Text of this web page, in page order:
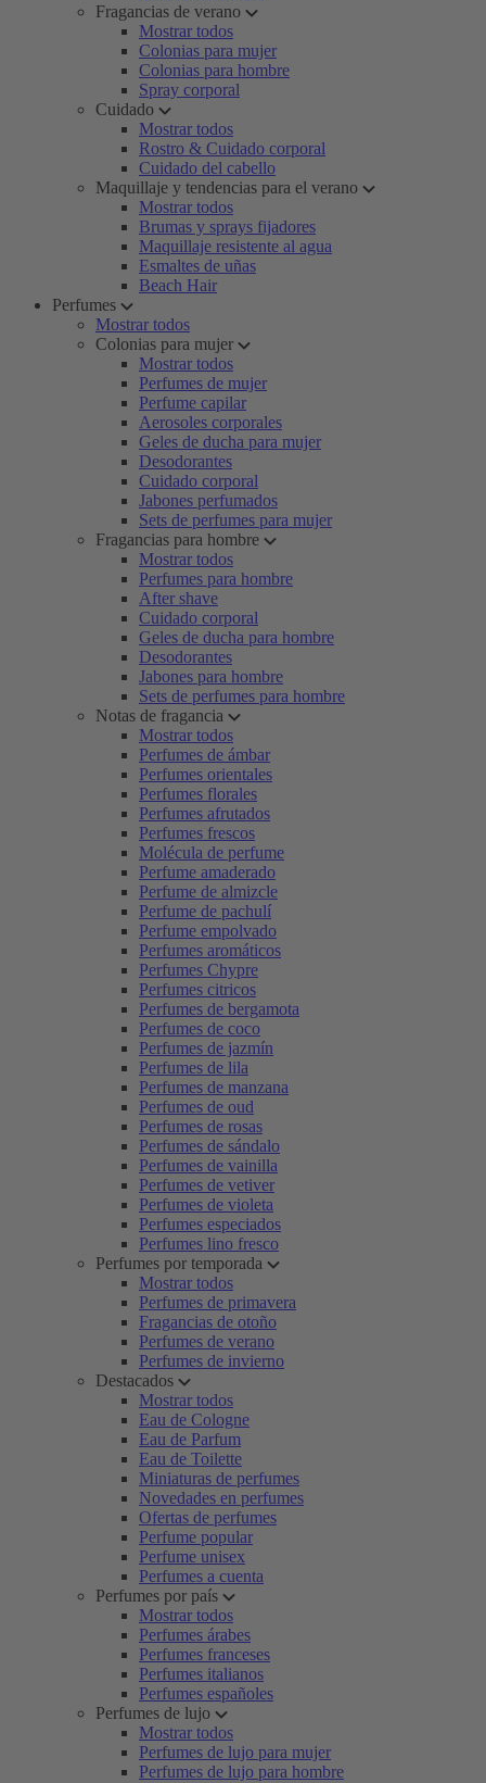
Fragancias de verano
Mostrar todos
Colonias para mujer
Colonias para hombre
Spray corporal
Cuidado
Mostrar todos
Rostro & Cuidado corporal
Cuidado del cabello
Maquillaje y tendencias para el verano
Mostrar todos
Brumas y sprays fijadores
Maquillaje resistente al agua
Esmaltes de uñas
Beach Hair
Perfumes
Mostrar todos
Colonias para mujer
Mostrar todos
Perfumes de mujer
Perfume capilar
Aerosoles corporales
Geles de ducha para mujer
Desodorantes
Cuidado corporal
Jabones perfumados
Sets de perfumes para mujer
Fragancias para hombre
Mostrar todos
Perfumes para hombre
After shave
Cuidado corporal
Geles de ducha para hombre
Desodorantes
Jabones para hombre
Sets de perfumes para hombre
Notas de fragancia
Mostrar todos
Perfumes de ámbar
Perfumes orientales
Perfumes florales
Perfumes afrutados
Perfumes frescos
Molécula de perfume
Perfume amaderado
Perfume de almizcle
Perfume de pachulí
Perfume empolvado
Perfumes aromáticos
Perfumes Chypre
Perfumes citricos
Perfumes de bergamota
Perfumes de coco
Perfumes de jazmín
Perfumes de lila
Perfumes de manzana
Perfumes de oud
Perfumes de rosas
Perfumes de sándalo
Perfumes de vainilla
Perfumes de vetiver
Perfumes de violeta
Perfumes especiados
Perfumes lino fresco
Perfumes por temporada
Mostrar todos
Perfumes de primavera
Fragancias de otoño
Perfumes de verano
Perfumes de invierno
Destacados
Mostrar todos
Eau de Cologne
Eau de Parfum
Eau de Toilette
Miniaturas de perfumes
Novedades en perfumes
Ofertas de perfumes
Perfume popular
Perfume unisex
Perfumes a cuenta
Perfumes por país
Mostrar todos
Perfumes árabes
Perfumes franceses
Perfumes italianos
Perfumes españoles
Perfumes de lujo
Mostrar todos
Perfumes de lujo para mujer
Perfumes de lujo para hombre